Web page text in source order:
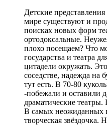
Детские
мире существуют и
поисках новых форм
ортодоксальные.
плохо посещаем? Что
государства и театра
цитадели окружать.
соседстве, надежда на
тут есть. В 70-80
-побежали и оставили
драматические
В самых неожиданных
творческая звёздочка.